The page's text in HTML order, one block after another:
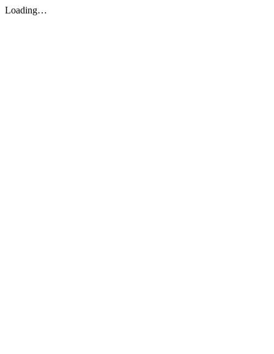
Loading…